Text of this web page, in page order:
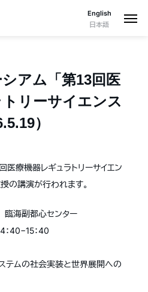
English
日本語
アム「第13回医
リーサイエンス
）
医療機器レギュラトリーサイエン
の講演が行われます。
海副都心センター
：40−15：40
テムの社会実装と世界展開への